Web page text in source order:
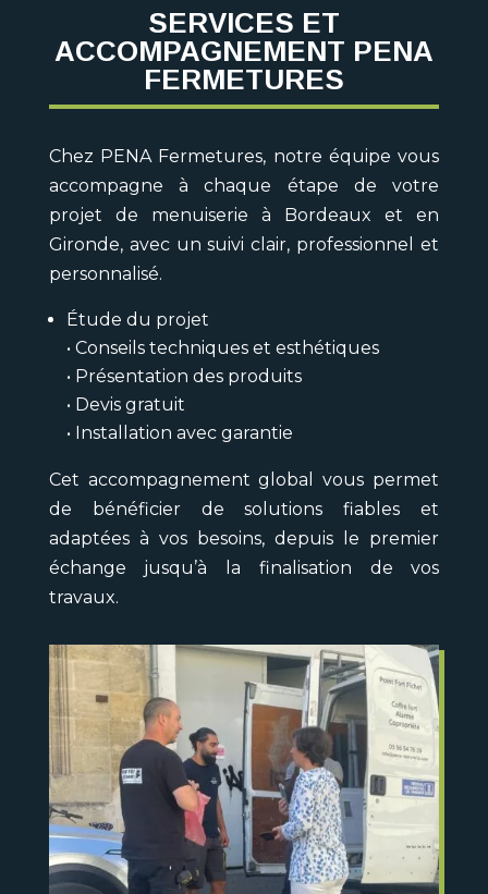
SERVICES ET
ACCOMPAGNEMENT PENA
FERMETURES
Chez PENA Fermetures, notre équipe vous
accompagne à chaque étape de votre
projet de menuiserie à Bordeaux et en
Gironde, avec un suivi clair, professionnel et
personnalisé.
Étude du projet
• Conseils techniques et esthétiques
• Présentation des produits
• Devis gratuit
• Installation avec garantie
Cet accompagnement global vous permet
de bénéficier de solutions fiables et
adaptées à vos besoins, depuis le premier
échange jusqu’à la finalisation de vos
travaux.